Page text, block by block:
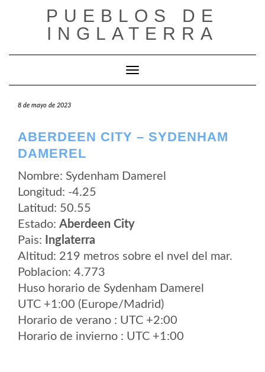
PUEBLOS DE
INGLATERRA
Cambiar modo de navegación
8 de mayo de 2023
ABERDEEN CITY – SYDENHAM
DAMEREL
Nombre: Sydenham Damerel
Longitud: -4.25
Latitud: 50.55
Estado: Aberdeen City
Pais:
Inglaterra
Altitud: 219 metros sobre el nvel del mar.
Poblacion: 4.773
Huso horario de Sydenham Damerel
UTC +1:00 (Europe/Madrid)
Horario de verano : UTC +2:00
Horario de invierno : UTC +1:00